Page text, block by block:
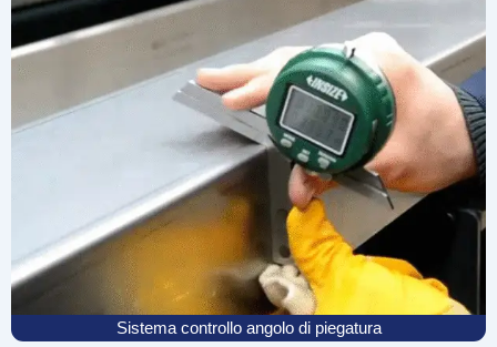
Sistema controllo angolo di piegatura